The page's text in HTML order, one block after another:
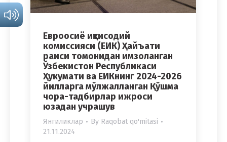
Евроосиё иқтисодий
комиссияси (ЕИК) Ҳайъати
раиси томонидан имзоланган
Ўзбекистон Республикаси
Ҳукумати ва ЕИКнинг 2024-2026
йилларга мўлжалланган Қўшма
чора-тадбирлар ижроси
юзадан учрашув
Янгиликлар By Raqobat qo'mitasi
21.11.2024